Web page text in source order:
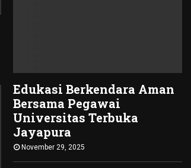
Edukasi Berkendara Aman
Bersama Pegawai
Universitas Terbuka
Jayapura
November 29, 2025